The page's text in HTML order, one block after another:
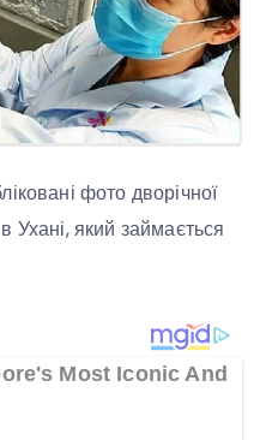
фото дворічної
Ухані, який займається